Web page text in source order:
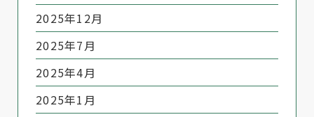
2025年12月
2025年7月
2025年4月
2025年1月